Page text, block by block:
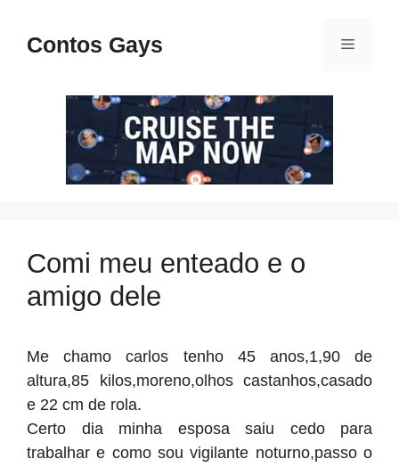
paraContos Gays Menu
Comi meu enteado e o
amigo dele
Me chamo carlos tenho 45 anos,1,90 de
altura,85 kilos,moreno,olhos castanhos,casado
e 22 cm de rola.
Certo dia minha esposa saiu cedo para
trabalhar e como sou vigilante noturno,passo o